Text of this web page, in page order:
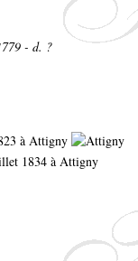
- d. ?
à Attigny
1834 à Attigny